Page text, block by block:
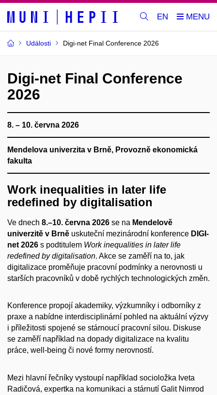
EN
Události Digi-net Final Conference 2026
Digi-net Final Conference
2026
8. – 10. června 2026
Mendelova univerzita v Brně, Provozně ekonomická
fakulta
Work inequalities in later life
redefined by digitalisation
Ve dnech 8.–10. června 2026 se na Mendelově
univerzitě v Brně uskuteční mezinárodní konference DIGI-
net 2026 s podtitulem Work inequalities in later life
redefined by digitalisation. Akce se zaměří na to, jak
digitalizace proměňuje pracovní podmínky a nerovnosti u
starších pracovníků v době rychlých technologických změn.
Konference propojí akademiky, výzkumníky i odborníky z
praxe a nabídne interdisciplinární pohled na aktuální výzvy
i příležitosti spojené se stárnoucí pracovní silou. Diskuse
se zaměří například na dopady digitalizace na kvalitu
práce, well-being či nové formy nerovností.
Mezi hlavní řečníky vystoupí například socioložka Iveta
Radičová, expertka na komunikaci a stárnutí Galit Nimrod